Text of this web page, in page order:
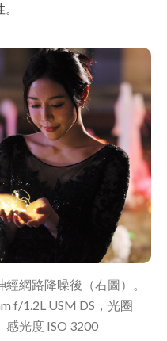
網路降噪後（右圖）。
f/1.2L USM DS，光圈
光度 ISO 3200